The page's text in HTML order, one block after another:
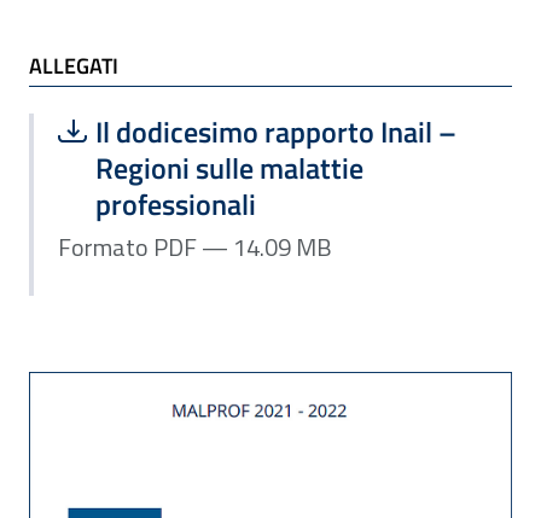
ALLEGATI
Scarica file:
Il dodicesimo rapporto Inail –
Regioni sulle malattie
professionali
Formato PDF — Dimensione 14.09 MB
Formato PDF — 14.09 MB